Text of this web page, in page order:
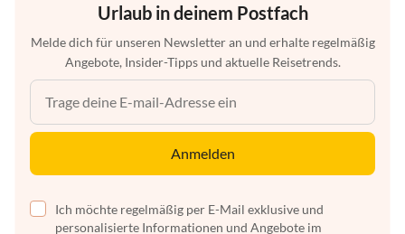
Urlaub in deinem Postfach
Melde dich für unseren Newsletter an und erhalte regelmäßig
Angebote, Insider-Tipps und aktuelle Reisetrends.
Anmelden
Ich möchte regelmäßig per E-Mail exklusive und
personalisierte Informationen und Angebote im